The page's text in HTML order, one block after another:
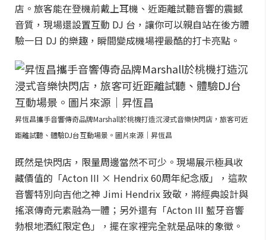
店。旅客能在登機前戴上耳機、近距離試聽音響的震撼
音質，現場還設置互動 DJ 台，讓你可以親自站在後方體
驗一日 DJ 的樂趣，瞬間變成機場裡最酷的打卡亮點。
昇恆昌攜手音響傳奇品牌Marshall於桃機打造沉浸式音樂快閃店，旅客可近
距離試聽、體驗DJ台互動場景。圖片來源｜昇恆昌
既然是快閃店，限量周邊當然不可少。現場展示極具收
藏價值的「Acton III × Hendrix 60周年紀念版」，這款
音響特別向吉他之神 Jimi Hendrix 致敬，將經典設計與
搖滾傳奇元素融為一體；另外還有「Acton III 藍牙音響
勃根地酒紅限定色」，擺在家裡完全就是品味的象徵。